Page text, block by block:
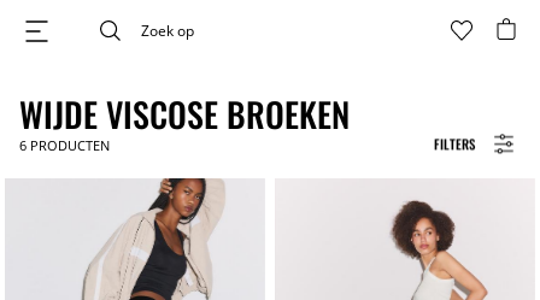
FILTERS
WIJDE VISCOSE BROEKEN
6 PRODUCTEN